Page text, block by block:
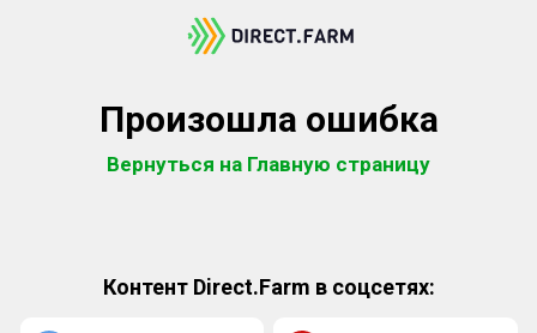
Произошла ошибка
Вернуться на Главную страницу
Контент Direct.Farm в соцсетях: